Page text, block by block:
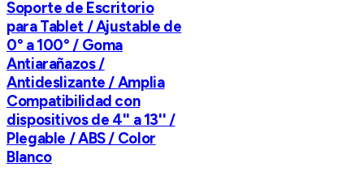
Soporte de Escritorio
para Tablet / Ajustable de
0° a 100° / Goma
Antiarañazos /
Antideslizante / Amplia
Compatibilidad con
dispositivos de 4'' a 13'' /
Plegable / ABS / Color
Blanco